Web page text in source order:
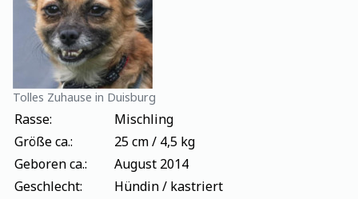
Tolles Zuhause in Duisburg
Rasse:
Mischling
Größe ca.:
25 cm / 4,5 kg
Geboren ca.:
August 2014
Geschlecht:
Hündin / kastriert